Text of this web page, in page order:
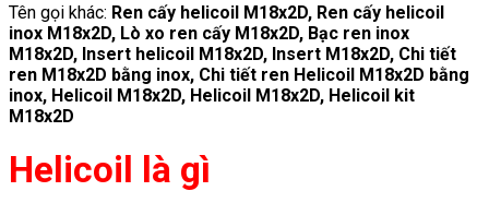
Tên gọi khác: Ren cấy helicoil M18x2D, Ren cấy helicoil
inox M18x2D, Lò xo ren cấy M18x2D, Bạc ren inox
M18x2D, Insert helicoil M18x2D, Insert M18x2D, Chi tiết
ren M18x2D bằng inox, Chi tiết ren Helicoil M18x2D bằng
inox, Helicoil M18x2D, Helicoil M18x2D, Helicoil kit
M18x2D
Helicoil là gì